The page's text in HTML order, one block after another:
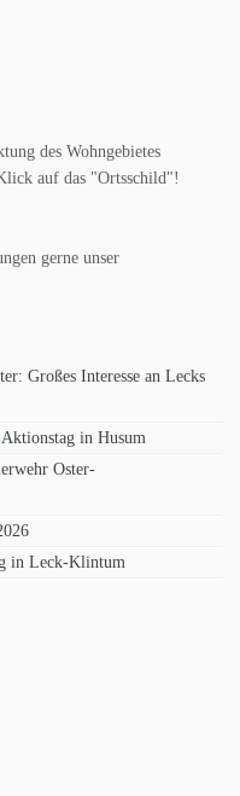
des Wohngebietes
auf das "Ortsschild"!
gerne unser
Großes Interesse an Lecks
in Husum
Oster-
in Leck-Klintum